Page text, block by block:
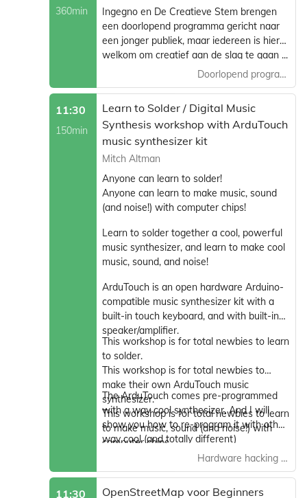
stuntcar te maken. Deze workshop geeft
je de basis mee om te starten en wanneer
je eenmaal vertrokken bent, kan je dagen
en uren verder knutselen, testen,
360min
Ingegno en De Creatieve Stem brengen
een doorlopend programma gericht naar
een jonger publiek, maar iedereen is hier
welkom om creatief aan de slag te gaan ...
knutselen met en zonder technologie - je
enige beperking is je verbeelding.
Doorlopend programma
11:30
150min
Learn to Solder / Digital Music
Synthesis workshop with ArduTouch
music synthesizer kit
Mitch Altman
Anyone can learn to solder!
Anyone can learn to make music, sound
(and noise!) with computer chips!
Learn to solder together a cool, powerful
music synthesizer, and learn to make cool
music, sound, and noise!
ArduTouch is an open hardware Arduino-
compatible music synthesizer kit with a
built-in touch keyboard, and with built-in
speaker/amplifier.
This workshop is for total newbies to learn
to solder.
This workshop is for total newbies to
make their own ArduTouch music
synthesizer.
This workshop is for total newbies to learn
to make music, sound (and noise!) with
computer chips.
The ArduTouch comes pre-programmed
with a way cool synthesizer. And I will
show you how to re-program it with other
way cool (and totally different)
Hardware hacking area
11:30 OpenStreetMap voor Beginners